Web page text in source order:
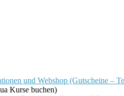
Kurse buchen)